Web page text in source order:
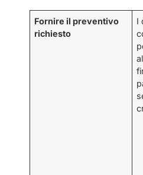
Fornire il preventivo
richiesto
I